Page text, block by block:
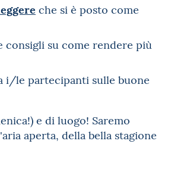
che si è posto come
consigli su come rendere più
i/le partecipanti sulle buone
e di luogo! Saremo
aperta, della bella stagione